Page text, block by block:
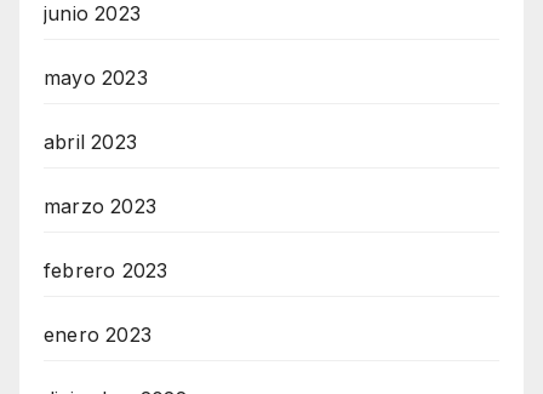
junio 2023
mayo 2023
abril 2023
marzo 2023
febrero 2023
enero 2023